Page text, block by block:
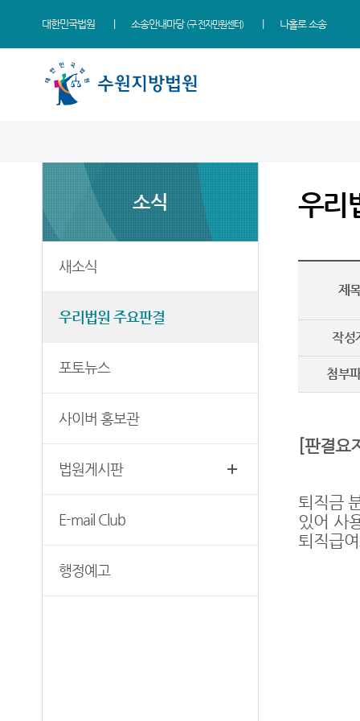
대한민국법원 소송안내마당 (구 전자민원센터) 나홀로 소송
조직 및 전화번호
시/군법원
청사안내
여주지원
평택지원
우리법원 주요판결
포토뉴스
E-mail Club
사회적 약자 통합적 사법
지원 - 사법접근센터
민원안내
민사조정안내
생활 속의 계약서
재판기록열람복사예약
판결서사본 제공신청
판결서 인터넷열람
칭찬합니다
국민참여 재판안내
부조리 신고센터
증인지원관 제도
소식
새소식
우리법원 주요판결
포토뉴스
사이버 홍보관
법원게시판
E-mail Club
행정예고
우리
제
작성
첨부
[판결요
퇴직금
있어 사
퇴직급